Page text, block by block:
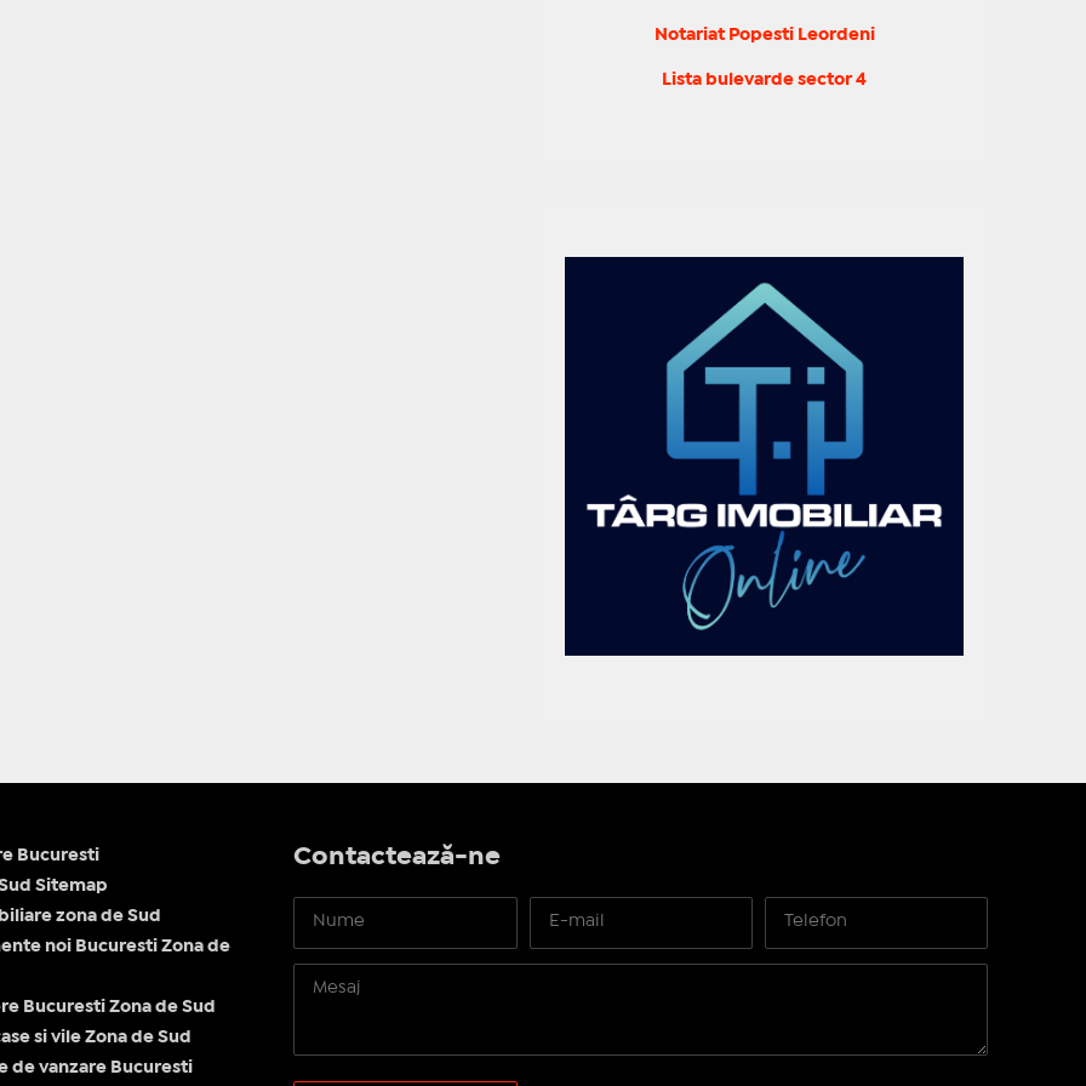
Notariat Popesti Leordeni
Lista bulevarde sector 4
Bucuresti
Sitemap
zona de Sud
noi Bucuresti Zona de
Bucuresti Zona de Sud
si vile Zona de Sud
de vanzare Bucuresti
Contactează-ne